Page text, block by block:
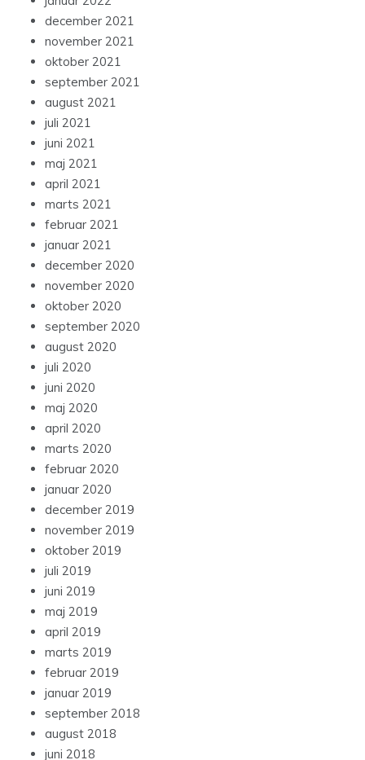
december 2021
november 2021
oktober 2021
september 2021
august 2021
juli 2021
juni 2021
maj 2021
april 2021
marts 2021
februar 2021
januar 2021
december 2020
november 2020
oktober 2020
september 2020
august 2020
juli 2020
juni 2020
maj 2020
april 2020
marts 2020
februar 2020
januar 2020
december 2019
november 2019
oktober 2019
juli 2019
juni 2019
maj 2019
april 2019
marts 2019
februar 2019
januar 2019
september 2018
august 2018
juni 2018